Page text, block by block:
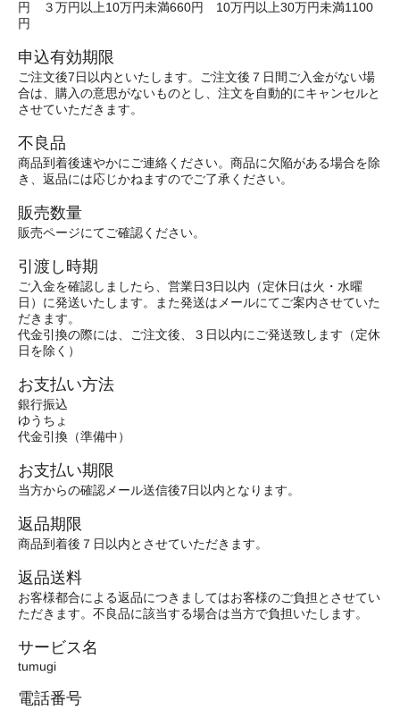
円 ３万円以上10万円未満660円 10万円以上30万円未満1100
円
申込有効期限
ご注文後7日以内といたします。ご注文後７日間ご入金がない場
合は、購入の意思がないものとし、注文を自動的にキャンセルと
させていただきます。
不良品
商品到着後速やかにご連絡ください。商品に欠陥がある場合を除
き、返品には応じかねますのでご了承ください。
販売数量
販売ページにてご確認ください。
引渡し時期
ご入金を確認しましたら、営業日3日以内（定休日は火・水曜
日）に発送いたします。また発送はメールにてご案内させていた
だきます。
代金引換の際には、ご注文後、３日以内にご発送致します（定休
日を除く）
お支払い方法
銀行振込
ゆうちょ
代金引換（準備中）
お支払い期限
当方からの確認メール送信後7日以内となります。
返品期限
商品到着後７日以内とさせていただきます。
返品送料
お客様都合による返品につきましてはお客様のご負担とさせてい
ただきます。不良品に該当する場合は当方で負担いたします。
サービス名
tumugi
電話番号